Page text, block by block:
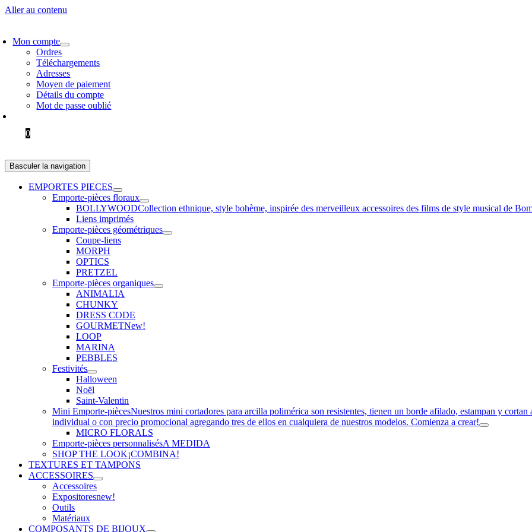
Aller au contenu
Mon compte
Ordres
Téléchargements
Adresses
Moyen de paiement
Détails du compte
Mot de passe oublié
0
Basculer la navigation
EMPORTES PIECES
Emporte-pièces floraux
BOLLYWOODCollection ethnique, style bohème, inspirée des merveilleux accessoires des films de style musical de
Liens imprimés
Emporte-pièces géométriques
Coupe-liens
MORPH
OPTICS
PRETZEL
Emporte-pièces organiques
ANIMALIA
CHUNKY
DRESS CODE
GOURMETNew!
LOOP
MARINA
PEBBLES
Festivités
Halloween
Noël
Saint-Valentin
Mini Emporte-piècesNuestros mini cortadores para arcilla polimérica son resistentes, tienen un borde afilado, estampan y
individual o con precio promocional agregando tres de ellos en cualquiera de nuestros modelos. Comienza a crear!
MICRO FLORALS
Emporte-pièces personnalisésA MEDIDA
SHOP THE LOOK¡COMBINA!
TEXTURES ET TAMPONS
ACCESSOIRES
Accessoires
Expositoresnew!
Outils
Matériaux
COMPOSANTS DE BIJOUX